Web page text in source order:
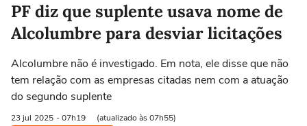
PF diz que suplente usava nome de
Alcolumbre para desviar licitações
Alcolumbre não é investigado. Em nota, ele disse que não
tem relação com as empresas citadas nem com a atuação
do segundo suplente
23 jul 2025 - 07h19 (atualizado às 07h55)